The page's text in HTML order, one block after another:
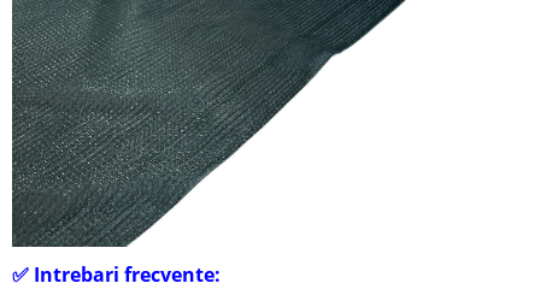
✅ Intrebari frecvente: